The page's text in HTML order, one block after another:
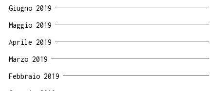
Giugno 2019
Maggio 2019
Aprile 2019
Marzo 2019
Febbraio 2019